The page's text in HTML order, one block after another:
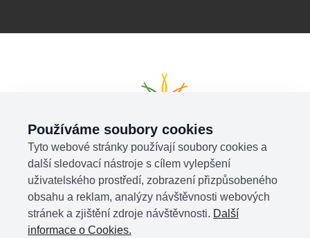
Používáme soubory cookies
Tyto webové stránky používají soubory cookies a
další sledovací nástroje s cílem vylepšení
uživatelského prostředí, zobrazení přizpůsobeného
obsahu a reklam, analýzy návštěvnosti webových
stránek a zjištění zdroje návštěvnosti. Další
informace o Cookies.